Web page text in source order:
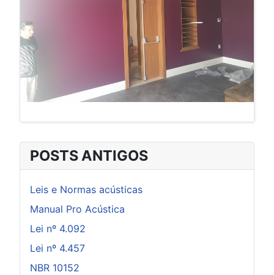
POSTS ANTIGOS
Leis e Normas acústicas
Manual Pro Acústica
Lei nº 4.092
Lei nº 4.457
NBR 10152